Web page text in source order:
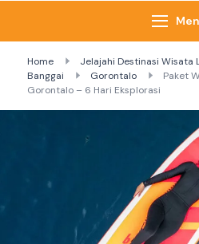
Home
Jelajahi Destinasi Wisata
Banggai
Gorontalo
Paket
Gorontalo – 6 Hari Eksplorasi